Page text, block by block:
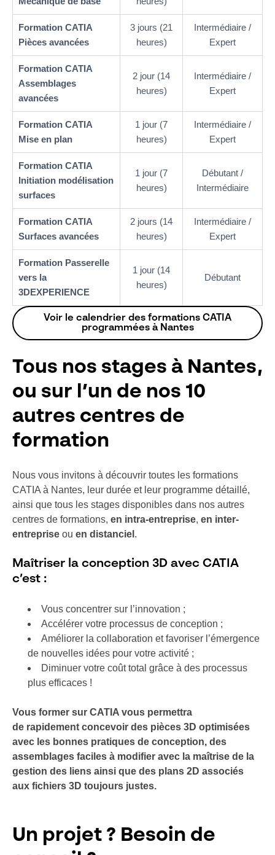
Formation CATIA
Pièces avancées
3 jours (21
heures)
Intermédiaire /
Expert
Formation CATIA
Assemblages
avancées
2 jour (14
heures)
Intermédiaire /
Expert
Formation CATIA
Mise en plan
1 jour (7
heures)
Intermédiaire /
Expert
Formation CATIA
Initiation modélisation
surfaces
1 jour (7
heures)
Débutant /
Intermédiaire
Formation CATIA
Surfaces avancées
2 jours (14
heures)
Intermédiaire /
Expert
Formation Passerelle
vers la
3DEXPERIENCE
1 jour (14
heures)
Débutant
Voir le calendrier des formations CATIA
programmées à Nantes
Tous nos stages à Nantes,
ou sur l’un de nos 10
autres centres de
formation
Nous vous invitons à découvrir toutes les formations
CATIA à Nantes, leur durée et leur programme détaillé,
ainsi que tous les stages disponibles dans nos autres
centres de formations, en intra-entreprise, en inter-
entreprise ou en distanciel .
Maîtriser la conception 3D avec CATIA
c’est :
Vous concentrer sur l’innovation ;
Accélérer votre processus de conception ;
Améliorer la collaboration et favoriser l’émergence
de nouvelles idées pour votre activité ;
Diminuer votre coût total grâce à des processus
plus efficaces !
Vous former sur CATIA vous permettra
de rapidement concevoir des pièces 3D optimisées
avec les bonnes pratiques de conception, des
assemblages faciles à modifier avec la maîtrise de la
gestion des liens ainsi que des plans 2D associés
aux fichiers 3D toujours justes.
Un projet ? Besoin de